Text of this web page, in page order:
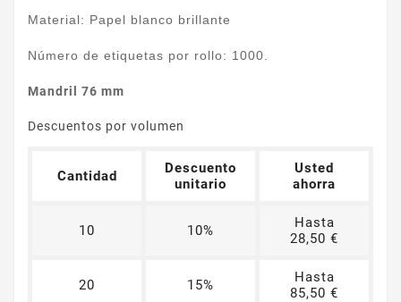
Material: Papel blanco brillante
Número de etiquetas por rollo: 1000.
Mandril 76 mm
Descuentos por volumen
Cantidad
Descuento
unitario
Usted
ahorra
10 10%
Hasta
28,50 €
20 15%
Hasta
85,50 €